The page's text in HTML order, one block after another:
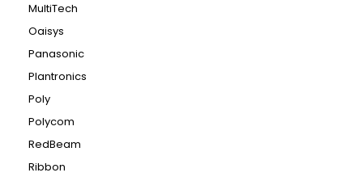
MultiTech
Oaisys
Panasonic
Plantronics
Poly
Polycom
RedBeam
Ribbon